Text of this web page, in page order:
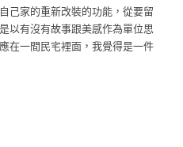
己家的重新改裝的功能，從要留
以有沒有故事跟美感作為單位思
在一間民宅裡面，我覺得是一件